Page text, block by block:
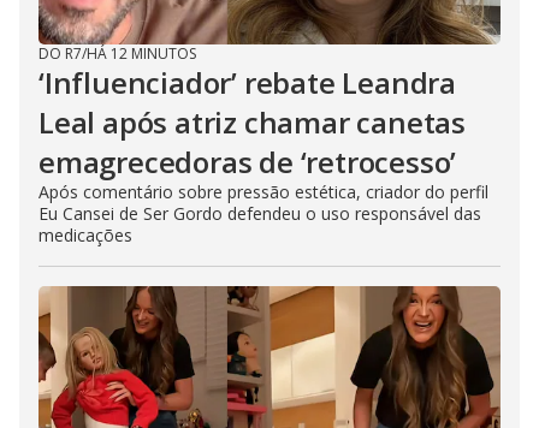
DO R7/HÁ 12 MINUTOS
‘Influenciador’ rebate Leandra
Leal após atriz chamar canetas
emagrecedoras de ‘retrocesso’
Após comentário sobre pressão estética, criador do perfil
Eu Cansei de Ser Gordo defendeu o uso responsável das
medicações